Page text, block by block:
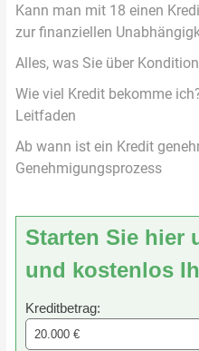
Kann man mit 18 einen
zur finanziellen
Alles, was Sie über
Wie viel Kredit bekomme
Leitfaden
Ab wann ist ein Kredit
Genehmigungsprozess
Starten Sie hier
und kostenlos
Kreditbetrag: